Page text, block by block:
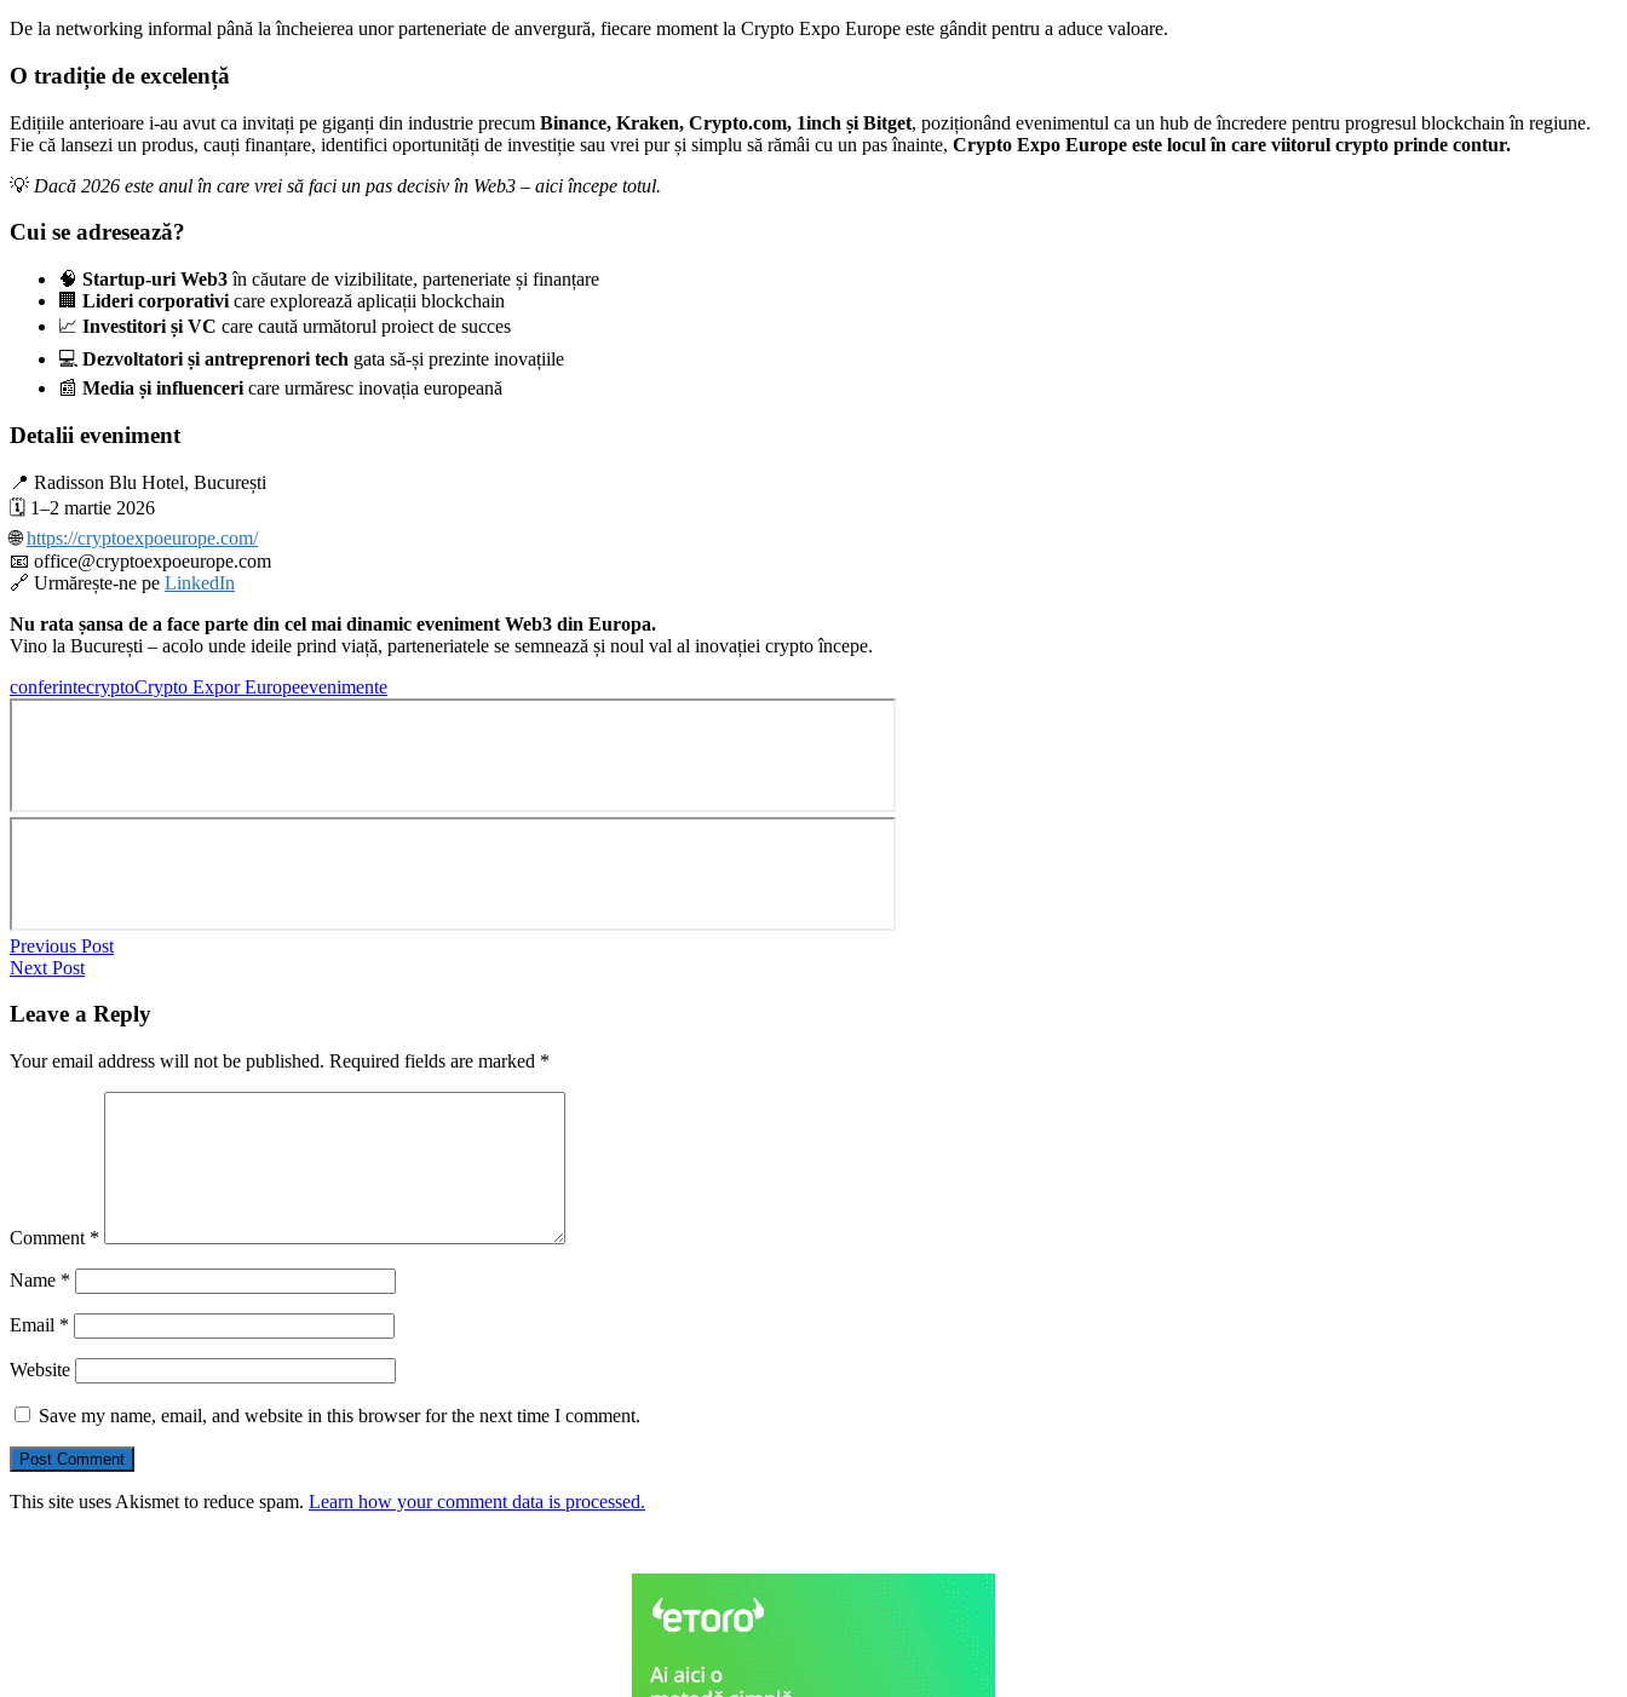
De la networking informal până la încheierea unor parteneriate de anvergură, fiecare moment la Crypto Expo Europe este gândit pentru a aduce valoare.
O tradiție de excelență
Edițiile anterioare i-au avut ca invitați pe giganți din industrie precum Binance, Kraken, Crypto.com, 1inch și Bitget, poziționând evenimentul ca un hub de încredere pentru progresul blockchain în regiune.
Fie că lansezi un produs, cauți finanțare, identifici oportunități de investiție sau vrei pur și simplu să rămâi cu un pas înainte, Crypto Expo Europe este locul în care viitorul crypto prinde contur.
💡 Dacă 2026 este anul în care vrei să faci un pas decisiv în Web3 – aici începe totul.
Cui se adresează?
🧠 Startup-uri Web3în căutare de vizibilitate, parteneriate și finanțare
🏢 Lideri corporativi care explorează aplicații blockchain
📈 Investitori și VC care caută următorul proiect de succes
💻 Dezvoltatori și antreprenori tech gata să-și prezinte inovațiile
📰 Media și influenceri care urmăresc inovația europeană
Detalii eveniment
📍 Radisson Blu Hotel, București
🗓️ 1–2 martie 2026
🌐https://cryptoexpoeurope.com/
📧 office@cryptoexpoeurope.com
🔗 Urmărește-ne pe LinkedIn
Nu rata șansa de a face parte din cel mai dinamic eveniment Web3 din Europa.
Vino la București – acolo unde ideile prind viață, parteneriatele se semnează și noul val al inovației crypto începe.
conferintecryptoCrypto Expor Europeevenimente
Previous Post
Next Post
Leave a Reply
Your email address will not be published. Required fields are marked *
Comment *
Name *
Email *
Website
Save my name, email, and website in this browser for the next time I comment.
This site uses Akismet to reduce spam. Learn how your comment data is processed.